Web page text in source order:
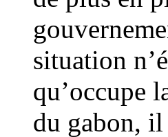
situation
qu’occupe
du gabon,